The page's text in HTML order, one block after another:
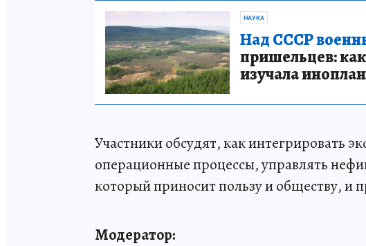
НАУКА
Над СССР
пришельцев: как
изучала
Участники обсудят, как интегрировать
операционные процессы, управлять
который приносит пользу и обществу, и
Модератор: